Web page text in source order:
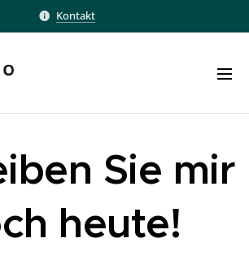
Kontakt
Sie mir
heute!